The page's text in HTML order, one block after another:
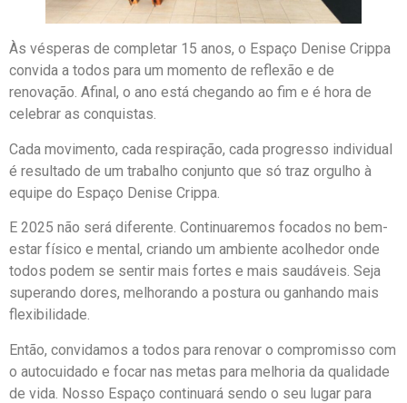
Às vésperas de completar 15 anos, o Espaço Denise Crippa
convida a todos para um momento de reflexão e de
renovação. Afinal, o ano está chegando ao fim e é hora de
celebrar as conquistas.
Cada movimento, cada respiração, cada progresso individual
é resultado de um trabalho conjunto que só traz orgulho à
equipe do Espaço Denise Crippa.
E 2025 não será diferente. Continuaremos focados no bem-
estar físico e mental, criando um ambiente acolhedor onde
todos podem se sentir mais fortes e mais saudáveis. Seja
superando dores, melhorando a postura ou ganhando mais
flexibilidade.
Então, convidamos a todos para renovar o compromisso com
o autocuidado e focar nas metas para melhoria da qualidade
de vida. Nosso Espaço continuará sendo o seu lugar para